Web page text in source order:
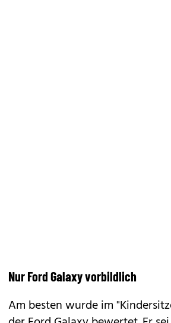
Nur Ford Galaxy vorbildlich
Am besten wurde im